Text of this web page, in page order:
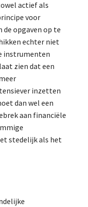
actief als
voor
de opgaven op te
echter niet
instrumenten
zien dat een
inzetten
dan wel een
aan financiële
stedelijk als het